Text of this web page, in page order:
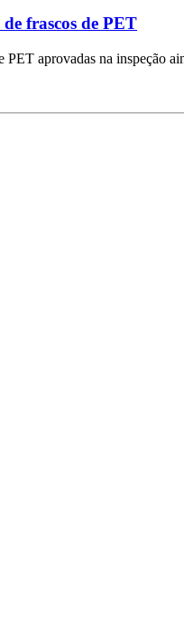
frascos de PET
aprovadas na inspeção